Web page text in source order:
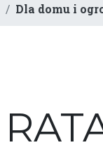
Dla domu i